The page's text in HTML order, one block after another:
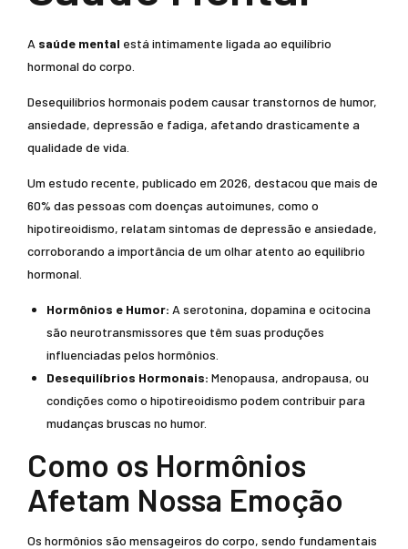
A saúde mental está intimamente ligada ao equilíbrio
hormonal do corpo.
Desequilíbrios hormonais podem causar transtornos de humor,
ansiedade, depressão e fadiga, afetando drasticamente a
qualidade de vida.
Um estudo recente, publicado em 2026, destacou que mais de
60% das pessoas com doenças autoimunes, como o
hipotireoidismo, relatam sintomas de depressão e ansiedade,
corroborando a importância de um olhar atento ao equilíbrio
hormonal.
Hormônios e Humor: A serotonina, dopamina e ocitocina
são neurotransmissores que têm suas produções
influenciadas pelos hormônios.
Desequilíbrios Hormonais: Menopausa, andropausa, ou
condições como o hipotireoidismo podem contribuir para
mudanças bruscas no humor.
Como os Hormônios
Afetam Nossa Emoção
Os hormônios são mensageiros do corpo, sendo fundamentais